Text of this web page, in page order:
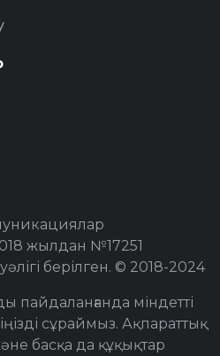
жылдан №17251
берілген. © 2018-2024
пайдаланғанда міндетті
сұраймыз. Ақпараттық
басқа да құқықтар